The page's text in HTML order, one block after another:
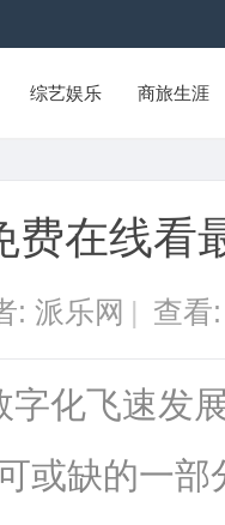
综艺娱乐 商旅生涯
费在线看
: 派乐网 | 查
字化飞速发
或缺的一